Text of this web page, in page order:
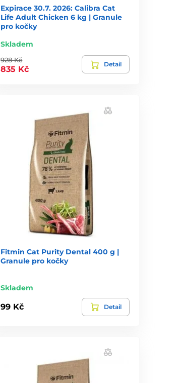
Expirace 30.7. 2026: Calibra Cat
Life Adult Chicken 6 kg | Granule
pro kočky
Skladem
928 Kč
835 Kč
Detail
Fitmin Cat Purity Dental 400 g |
Granule pro kočky
Skladem
99 Kč Detail